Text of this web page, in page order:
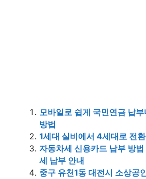
모바일로 쉽게 국민연금 납
방법
1세대 실비에서 4세대로 전
자동차세 신용카드 납부 방
세 납부 안내
중구 유천1동 대전시 소상공